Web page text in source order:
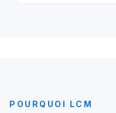
POURQUOI LCM